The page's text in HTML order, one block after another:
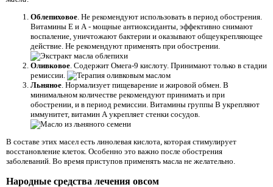
Облепиховое . Не рекомендуют использовать в период обострения.
Витамины Е и А - мощные антиоксиданты, эффективно снимают
воспаление, уничтожают бактерии и оказывают общеукрепляющее
действие. Не рекомендуют применять при обострении.
Оливковое . Содержит Омега-9 кислоту. Принимают только в стадии
ремиссии.
Льняное . Нормализует пищеварение и жировой обмен. В
минимальном количестве рекомендуют принимать и при
обострении, и в период ремиссии. Витамины группы В укрепляют
иммунитет, витамин А укрепляет стенки сосудов.
В составе этих масел есть линолевая кислота, которая стимулирует
восстановление клеток. Особенно это важно после обострения
заболеваний. Во время приступов применять масла не желательно.
Народные средства лечения овсом